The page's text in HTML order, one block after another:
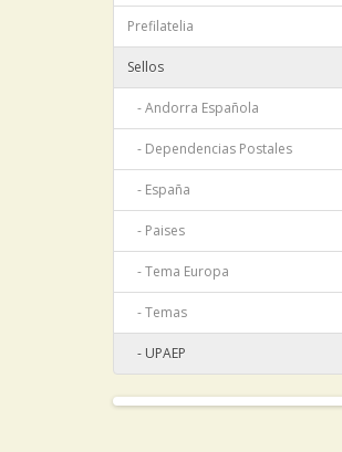
Prefilatelia
Sellos
- Andorra Española
- Dependencias Postales
- España
- Paises
- Tema Europa
- Temas
- UPAEP